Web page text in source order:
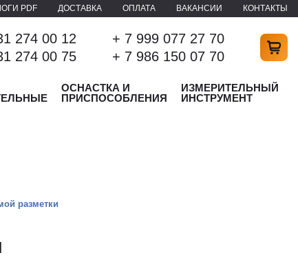
PDF ДОСТАВКА ОПЛАТА ВАКАНСИИ КОНТАКТЫ
274 00 12
274 00 75
+ 7 999 077 27 70
+ 7 986 150 07 70
ОСНАСТКА И
ПРИСПОСОБЛЕНИЯ
ИЗМЕРИТЕЛЬНЫЙ
ИНСТРУМЕНТ
разметки